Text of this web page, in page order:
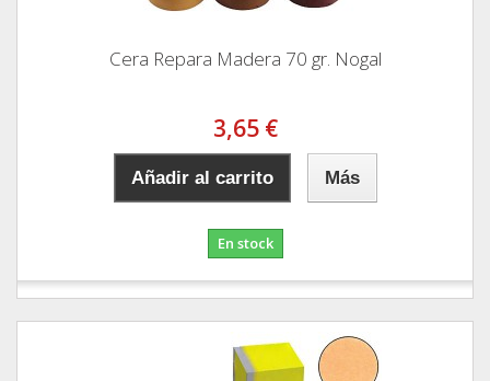
Cera Repara Madera 70 gr. Nogal
3,65 €
Añadir al carrito Más
En stock